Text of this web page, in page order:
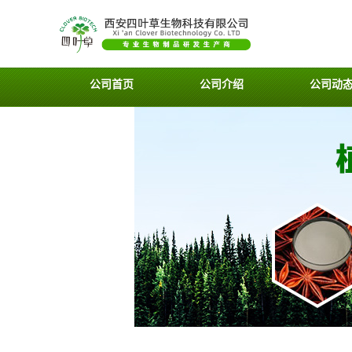
公司首页 公司介绍 公司动